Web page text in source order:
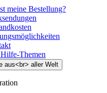
meine Bestellung?
Themen